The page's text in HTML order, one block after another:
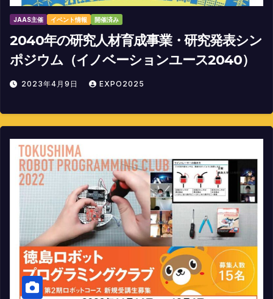
JAAS主催 イベント情報 開催済み
2040年の研究人材育成事業・研究発表シン
ポジウム（イノベーションユース2040）
2023年4月9日 EXPO2025